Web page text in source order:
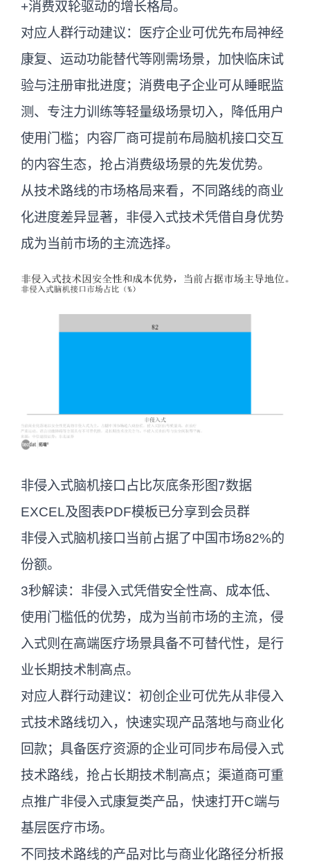
+消费双轮驱动的增长格局。
对应人群行动建议：医疗企业可优先布局神经
康复、运动功能替代等刚需场景，加快临床试
验与注册审批进度；消费电子企业可从睡眠监
测、专注力训练等轻量级场景切入，降低用户
使用门槛；内容厂商可提前布局脑机接口交互
的内容生态，抢占消费级场景的先发优势。
从技术路线的市场格局来看，不同路线的商业
化进度差异显著，非侵入式技术凭借自身优势
成为当前市场的主流选择。
非侵入式脑机接口占比灰底条形图7数据
EXCEL及图表PDF模板已分享到会员群
非侵入式脑机接口当前占据了中国市场82%的
份额。
3秒解读：非侵入式凭借安全性高、成本低、
使用门槛低的优势，成为当前市场的主流，侵
入式则在高端医疗场景具备不可替代性，是行
业长期技术制高点。
对应人群行动建议：初创企业可优先从非侵入
式技术路线切入，快速实现产品落地与商业化
回款；具备医疗资源的企业可同步布局侵入式
技术路线，抢占长期技术制高点；渠道商可重
点推广非侵入式康复类产品，快速打开C端与
基层医疗市场。
不同技术路线的产品对比与商业化路径分析报